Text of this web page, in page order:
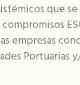
que
empresas
Portuarias